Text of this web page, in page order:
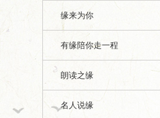
缘来为你
有缘陪你走一程
朗读之缘
名人说缘